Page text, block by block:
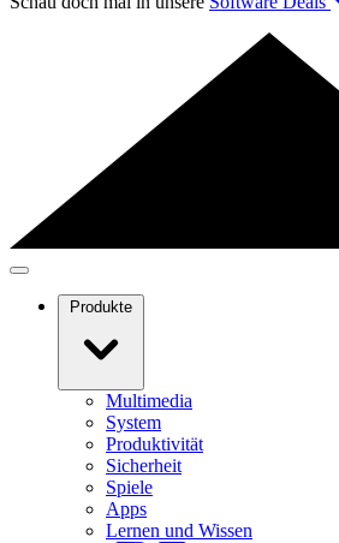
Produkte
Multimedia
System
Produktivität
Sicherheit
Spiele
Apps
Lernen und Wissen